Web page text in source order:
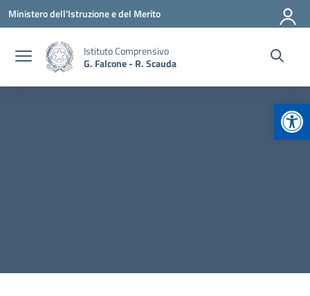
Vai ai contenuti
Vai al menu di navigazione
Vai al footer
Ministero dell'Istruzione e del Merito
Istituto Comprensivo
G. Falcone - R. Scauda